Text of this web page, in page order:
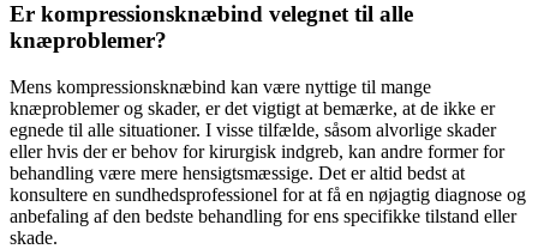
Er kompressionsknæbind velegnet til alle
knæproblemer?
Mens kompressionsknæbind kan være nyttige til mange
knæproblemer og skader, er det vigtigt at bemærke, at de ikke er
egnede til alle situationer. I visse tilfælde, såsom alvorlige skader
eller hvis der er behov for kirurgisk indgreb, kan andre former for
behandling være mere hensigtsmæssige. Det er altid bedst at
konsultere en sundhedsprofessionel for at få en nøjagtig diagnose og
anbefaling af den bedste behandling for ens specifikke tilstand eller
skade.